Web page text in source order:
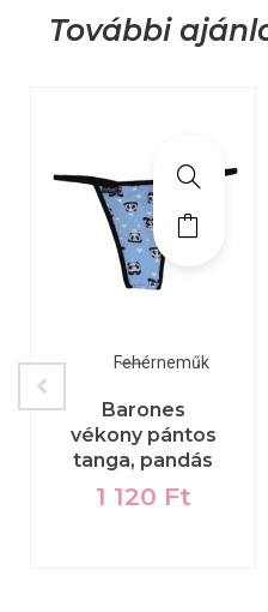
További
Fehérneműk
Barones
vékony pántos
tanga, pandás
1 120 Ft